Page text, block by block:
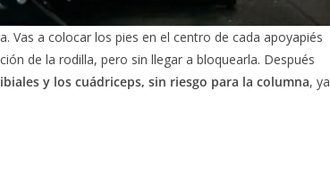
Vas a colocar los pies en el centro de cada apoyapiés
de la rodilla, pero sin llegar a bloquearla. Después
y los cuádriceps, sin riesgo para la columna, ya